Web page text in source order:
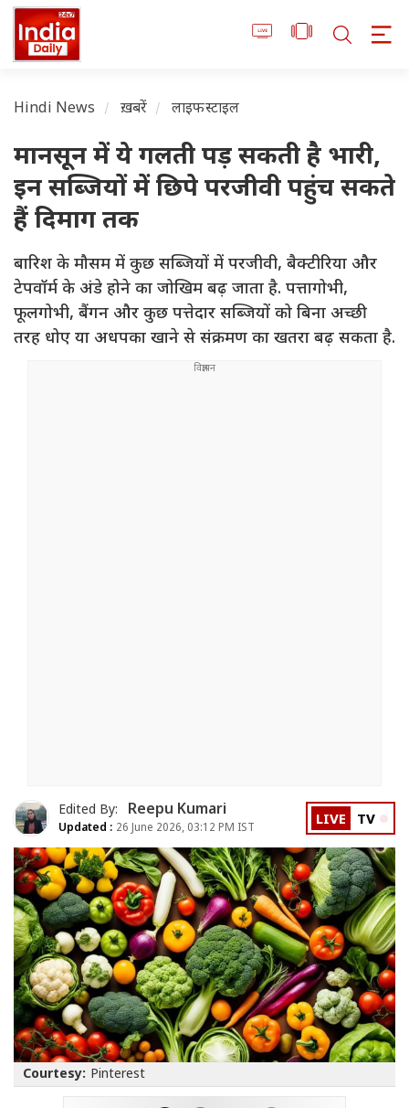
Hindi News ख़बरें लाइफस्टाइल
मानसून में ये गलती पड़ सकती है भारी,
इन सब्जियों में छिपे परजीवी पहुंच सकते
हैं दिमाग तक
बारिश के मौसम में कुछ सब्जियों में परजीवी, बैक्टीरिया और
टेपवॉर्म के अंडे होने का जोखिम बढ़ जाता है. पत्तागोभी,
फूलगोभी, बैंगन और कुछ पत्तेदार सब्जियों को बिना अच्छी
तरह धोए या अधपका खाने से संक्रमण का खतरा बढ़ सकता है.
Edited By: Reepu Kumari
Updated : 26 June 2026, 03:12 PM IST LIVE TV
Courtesy: Pinterest